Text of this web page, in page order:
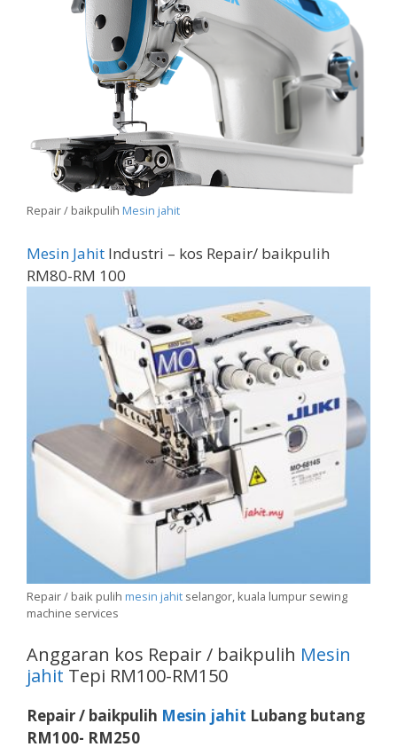
Repair / baikpulih Mesin jahit
Mesin Jahit Industri – kos Repair/ baikpulih
RM80-RM 100
Repair / baik pulih mesin jahit selangor, kuala lumpur sewing
machine services
Anggaran kos Repair / baikpulih Mesin
jahit Tepi RM100-RM150
Repair / baikpulih Mesin jahit Lubang butang
RM100- RM250